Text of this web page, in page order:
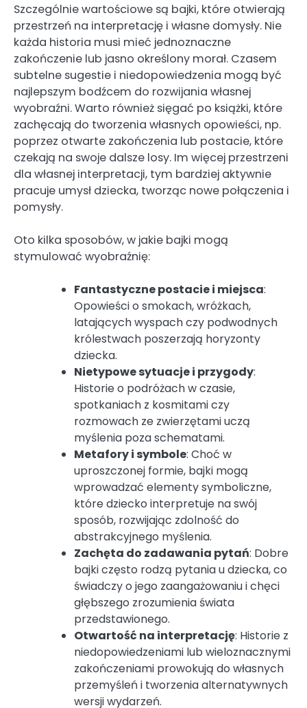
Szczególnie wartościowe są bajki, które otwierają
przestrzeń na interpretację i własne domysły. Nie
każda historia musi mieć jednoznaczne
zakończenie lub jasno określony morał. Czasem
subtelne sugestie i niedopowiedzenia mogą być
najlepszym bodźcem do rozwijania własnej
wyobraźni. Warto również sięgać po książki, które
zachęcają do tworzenia własnych opowieści, np.
poprzez otwarte zakończenia lub postacie, które
czekają na swoje dalsze losy. Im więcej przestrzeni
dla własnej interpretacji, tym bardziej aktywnie
pracuje umysł dziecka, tworząc nowe połączenia i
pomysły.
Oto kilka sposobów, w jakie bajki mogą
stymulować wyobraźnię:
Fantastyczne postacie i miejsca:
Opowieści o smokach, wróżkach,
latających wyspach czy podwodnych
królestwach poszerzają horyzonty
dziecka.
Nietypowe sytuacje i przygody:
Historie o podróżach w czasie,
spotkaniach z kosmitami czy
rozmowach ze zwierzętami uczą
myślenia poza schematami.
Metafory i symbole: Choć w
uproszczonej formie, bajki mogą
wprowadzać elementy symboliczne,
które dziecko interpretuje na swój
sposób, rozwijając zdolność do
abstrakcyjnego myślenia.
Zachęta do zadawania pytań: Dobre
bajki często rodzą pytania u dziecka, co
świadczy o jego zaangażowaniu i chęci
głębszego zrozumienia świata
przedstawionego.
Otwartość na interpretację: Historie z
niedopowiedzeniami lub wieloznacznymi
zakończeniami prowokują do własnych
przemyśleń i tworzenia alternatywnych
wersji wydarzeń.